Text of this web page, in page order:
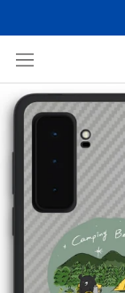
て